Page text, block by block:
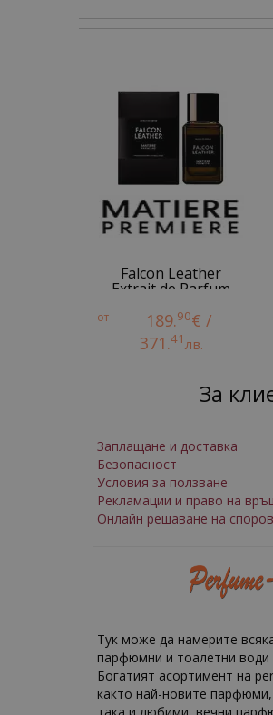
Falcon Leather
Extrait de Parfum
от 189.90€ /
371.41лв.
За
Заплащане и доставка
Безопасност
Условия за ползване
Рекламации и право на
Онлайн решаване на
Тук може да намерите
парфюмни и тоалетни води
Богатият асортимент на
както най-новите парфюми,